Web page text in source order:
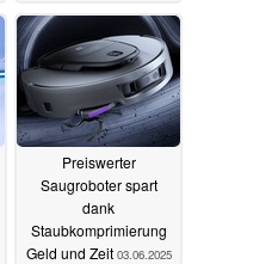
Preiswerter
Saugroboter spart
dank
Staubkomprimierung
Geld und Zeit 03.06.2025